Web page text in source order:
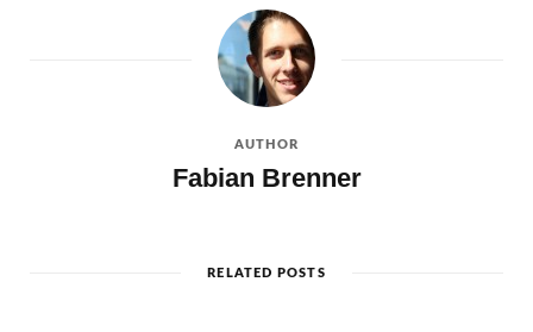
AUTHOR
Fabian Brenner
RELATED POSTS